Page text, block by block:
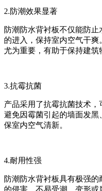
2.防潮效果显著
防潮防水背衬板不仅能防
的进入，保持室内空气干
尤为重要，有助于保持建筑
3.抗霉抗菌
产品采用了抗霉抗菌技术，
避免因霉菌引起的墙面发
保室内空气清新。
4.耐用性强
防潮防水背衬板具有极强
的侵害，不易受潮、变形